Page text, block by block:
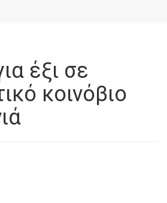
έξι σε
κοινόβιο